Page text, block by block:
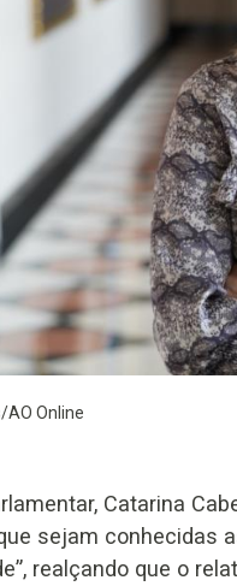
AO Online
Catarina
sejam conhecidas
realçando que o